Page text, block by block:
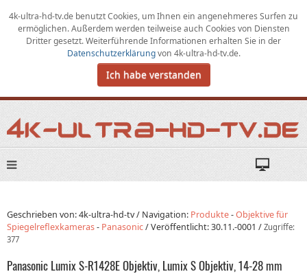
4k-ultra-hd-tv.de benutzt Cookies, umIhnen ein angenehmeres Surfen zu
ermöglichen.Außerdem werden teilweise auch Cookies von Diensten
Dritter gesetzt. Weiterführende Informationen erhalten Sie in der
Datenschutzerklärungvon 4k-ultra-hd-tv.de.
Ich habe verstanden
Geschrieben von: 4k-ultra-hd-tv / Navigation: Produkte-Objektive für
Spiegelreflexkameras- Panasonic/Veröffentlicht:30.11.-0001 / Zugriffe:
377
Panasonic Lumix S-R1428E Objektiv, Lumix S Objektiv, 14-28 mm